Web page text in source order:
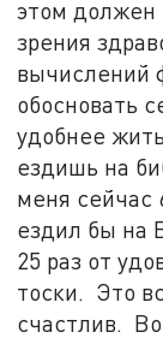
этом должен
зрения
вычислений
обосновать
удобнее
ездишь на
меня
ездил бы на
25 раз от
тоски. Это
счастлив.